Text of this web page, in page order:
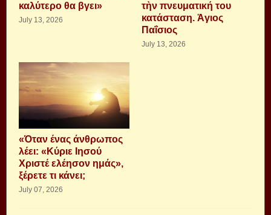
καλύτερο θα βγει»
July 13, 2026
τὴν πνευματική του
κατάσταση. Ἁγιος
Παΐσιος
July 13, 2026
«Όταν ένας άνθρωπος
λέει: «Κύριε Ιησού
Χριστέ ελέησον ημάς»,
ξέρετε τι κάνει;
July 07, 2026